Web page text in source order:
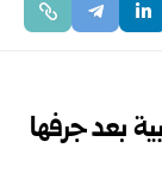
بعد جرفها